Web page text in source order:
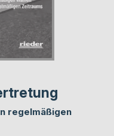
regelmäßigen